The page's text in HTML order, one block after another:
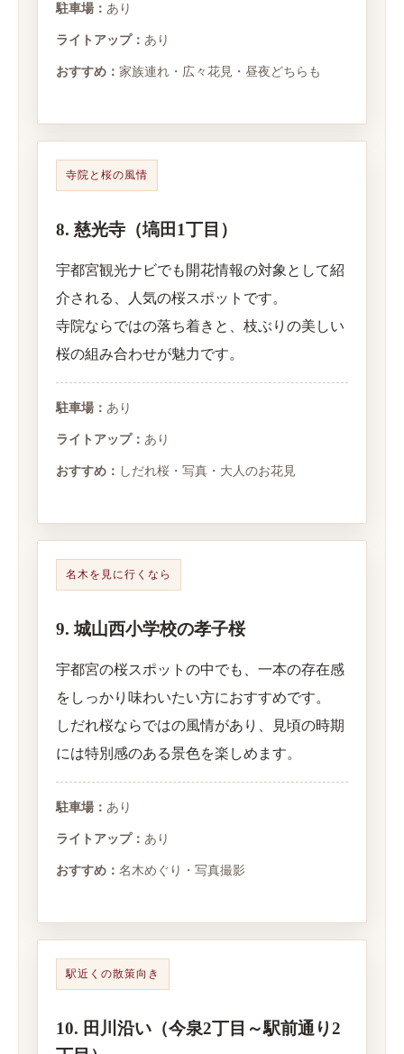
駐車場： あり
ライトアップ： あり
おすすめ： 家族連れ・広々花見・昼夜どちらも
寺院と桜の風情
8. 慈光寺（塙田1丁目）
宇都宮観光ナビでも開花情報の対象として紹
介される、人気の桜スポットです。
寺院ならではの落ち着きと、枝ぶりの美しい
桜の組み合わせが魅力です。
駐車場： あり
ライトアップ： あり
おすすめ： しだれ桜・写真・大人のお花見
名木を見に行くなら
9. 城山西小学校の孝子桜
宇都宮の桜スポットの中でも、一本の存在感
をしっかり味わいたい方におすすめです。
しだれ桜ならではの風情があり、見頃の時期
には特別感のある景色を楽しめます。
駐車場： あり
ライトアップ： あり
おすすめ： 名木めぐり・写真撮影
駅近くの散策向き
10. 田川沿い（今泉2丁目～駅前通り2